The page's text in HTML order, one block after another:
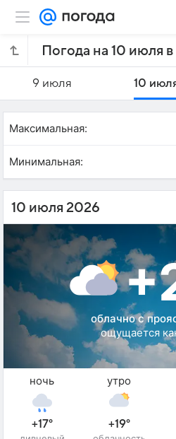
Погода на 10 июля
9 июля 10
Максимальная:
Минимальная:
10 июля 2026
облачно с
ощущается
ночь
+17°
утро
+19°